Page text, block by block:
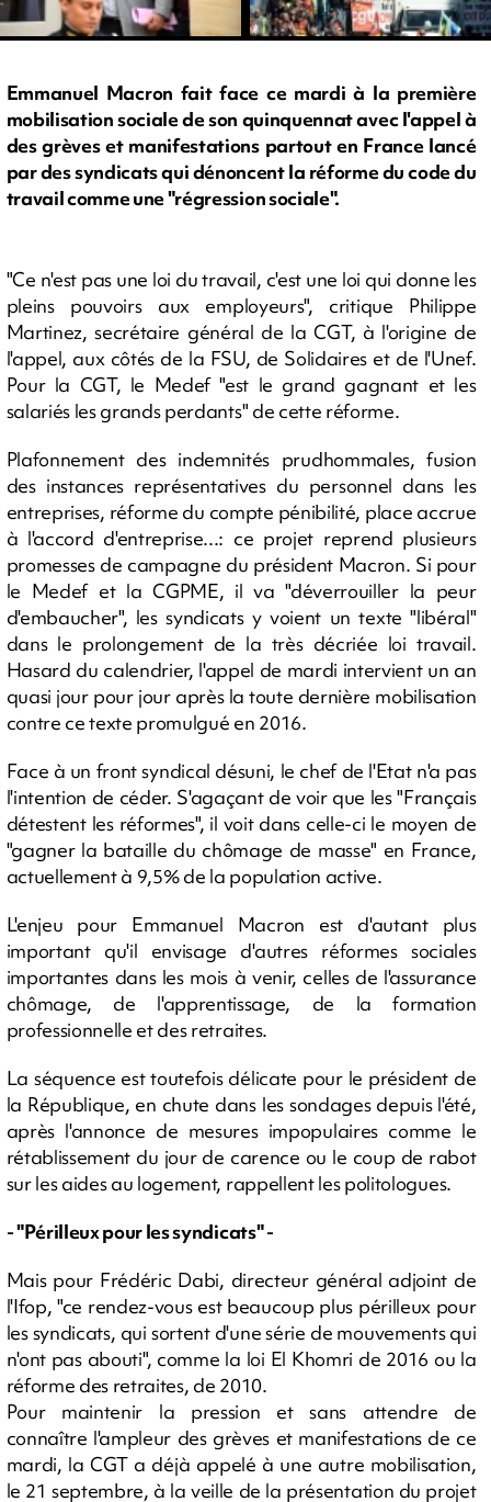
Emmanuel Macron fait face ce mardi à la première
mobilisation sociale de son quinquennat avec l'appel à
des grèves et manifestations partout en France lancé
par des syndicats qui dénoncent la réforme du code du
travail comme une "régression sociale".
"Ce n'est pas une loi du travail, c'est une loi qui donne les
pleins pouvoirs aux employeurs", critique Philippe
Martinez, secrétaire général de la CGT, à l'origine de
l'appel, aux côtés de la FSU, de Solidaires et de l'Unef.
Pour la CGT, le Medef "est le grand gagnant et les
salariés les grands perdants" de cette réforme.
Plafonnement des indemnités prudhommales, fusion
des instances représentatives du personnel dans les
entreprises, réforme du compte pénibilité, place accrue
à l'accord d'entreprise...: ce projet reprend plusieurs
promesses de campagne du président Macron. Si pour
le Medef et la CGPME, il va "déverrouiller la peur
d'embaucher", les syndicats y voient un texte "libéral"
dans le prolongement de la très décriée loi travail.
Hasard du calendrier, l'appel de mardi intervient un an
quasi jour pour jour après la toute dernière mobilisation
contre ce texte promulgué en 2016.
Face à un front syndical désuni, le chef de l'Etat n'a pas
l'intention de céder. S'agaçant de voir que les "Français
détestent les réformes", il voit dans celle-ci le moyen de
"gagner la bataille du chômage de masse" en France,
actuellement à 9,5% de la population active.
L'enjeu pour Emmanuel Macron est d'autant plus
important qu'il envisage d'autres réformes sociales
importantes dans les mois à venir, celles de l'assurance
chômage, de l'apprentissage, de la formation
professionnelle et des retraites.
La séquence est toutefois délicate pour le président de
la République, en chute dans les sondages depuis l'été,
après l'annonce de mesures impopulaires comme le
rétablissement du jour de carence ou le coup de rabot
sur les aides au logement, rappellent les politologues.
- "Périlleux pour les syndicats" -
Mais pour Frédéric Dabi, directeur général adjoint de
l'Ifop, "ce rendez-vous est beaucoup plus périlleux pour
les syndicats, qui sortent d'une série de mouvements qui
n'ont pas abouti", comme la loi El Khomri de 2016 ou la
réforme des retraites, de 2010.
Pour maintenir la pression et sans attendre de
connaître l'ampleur des grèves et manifestations de ce
mardi, la CGT a déjà appelé à une autre mobilisation,
le 21 septembre, à la veille de la présentation du projet